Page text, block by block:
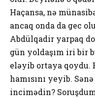
Haçansa, nə
ancaq onda da gec
Abdülqadir yarpaq
gün yoldaşım iri bir
eləyib ortaya qoydu.
hamısını yeyib.
incimədin?